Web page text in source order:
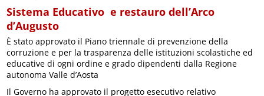
Sistema Educativo e restauro dell’Arco
d’Augusto
È stato approvato il Piano triennale di prevenzione della
corruzione e per la trasparenza delle istituzioni scolastiche ed
educative di ogni ordine e grado dipendenti dalla Regione
autonoma Valle d’Aosta
Il Governo ha approvato il progetto esecutivo relativo